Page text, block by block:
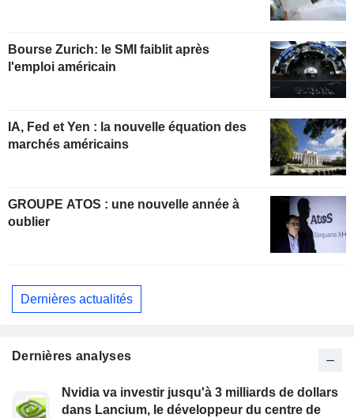
Bourse Zurich: le SMI faiblit après
l'emploi américain
IA, Fed et Yen : la nouvelle équation des
marchés américains
GROUPE ATOS : une nouvelle année à
oublier
Dernières actualités
Dernières analyses
Nvidia va investir jusqu'à 3 milliards de dollars
dans Lancium, le développeur du centre de